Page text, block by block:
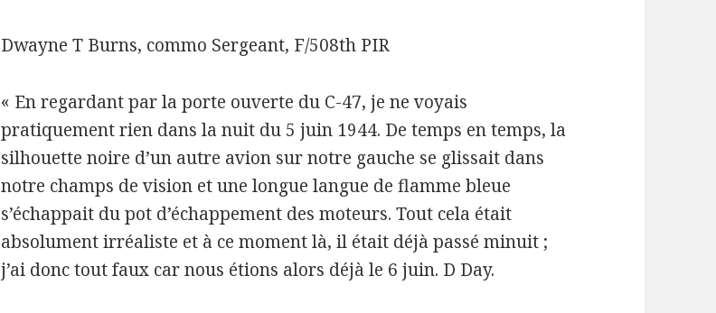
Dwayne T Burns, commo Sergeant, F/508th PIR
« En regardant par la porte ouverte du C-47, je ne voyais
pratiquement rien dans la nuit du 5 juin 1944. De temps en temps, la
silhouette noire d’un autre avion sur notre gauche se glissait dans
notre champs de vision et une longue langue de flamme bleue
s’échappait du pot d’échappement des moteurs. Tout cela était
absolument irréaliste et à ce moment là, il était déjà passé minuit ;
j’ai donc tout faux car nous étions alors déjà le 6 juin. D Day.